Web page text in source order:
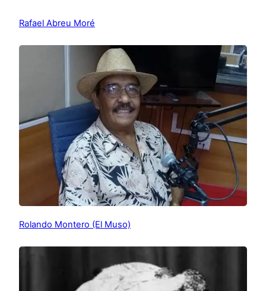
Rafael Abreu Moré
Rolando Montero (El Muso)